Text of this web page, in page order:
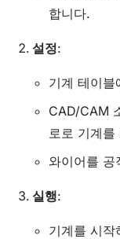
합니다.
설정:
기계 테이블
CAD/CAM
로로 기계
와이어를 공
실행:
기계를 시작